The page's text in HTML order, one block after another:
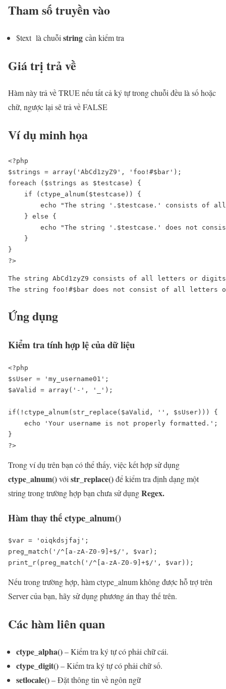
Tham số truyền vào
$text là chuỗi string cần kiểm tra
Giá trị trả về
Hàm này trả về TRUE nếu tất cả ký tự trong chuỗi đều là số hoặc
chữ, ngược lại sẽ trả về FALSE
Ví dụ minh họa
<?php
$strings = array('AbCd1zyZ9', 'foo!#$bar');
foreach ($strings as $testcase) {
if (ctype_alnum($testcase)) {
echo "The string '.$testcase.' consists of
} else {
echo "The string '.$testcase.' does not
}
}
The string AbCd1zyZ9 consists of all letters or
The string foo!#$bar does not consist of all letters
Ứng dụng
Kiểm tra tính hợp lệ của dữ liệu
<?php
$sUser = 'my_username01';
$aValid = array('-', '_');
if(!ctype_alnum(str_replace($aValid, '', $sUser))) {
    echo 'Your username is not properly formatted.';
}
?>
Trong ví dụ trên bạn có thể thấy, việc kết hợp sử dụng
ctype_alnum()với str_replace()để kiểm tra định dạng một
string trong trường hợp bạn chưa sử dụngRegex.
Hàm thay thế ctype_alnum()
$var = 'oiqkdsjfaj';
preg_match('/^[a-zA-Z0-9]+$/', $var);
print_r(preg_match('/^[a-zA-Z0-9]+$/', $var));
Nếu trong trường hợp, hàm ctype_alnum không được hỗ trợ trên
Server của bạn, hãy sử dụng phương án thay thế trên.
Các hàm liên quan
ctype_alpha()– Kiểm tra ký tự có phải chữ cái.
ctype_digit()– Kiểm tra ký tự có phải chữ số.
setlocale()– Đặt thông tin về ngôn ngữ